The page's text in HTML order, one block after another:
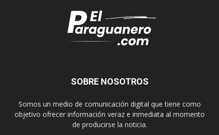
SOBRE NOSOTROS
Somos un medio de comunicación digital que tiene como
objetivo ofrecer información veraz e inmediata al momento
de producirse la noticia.